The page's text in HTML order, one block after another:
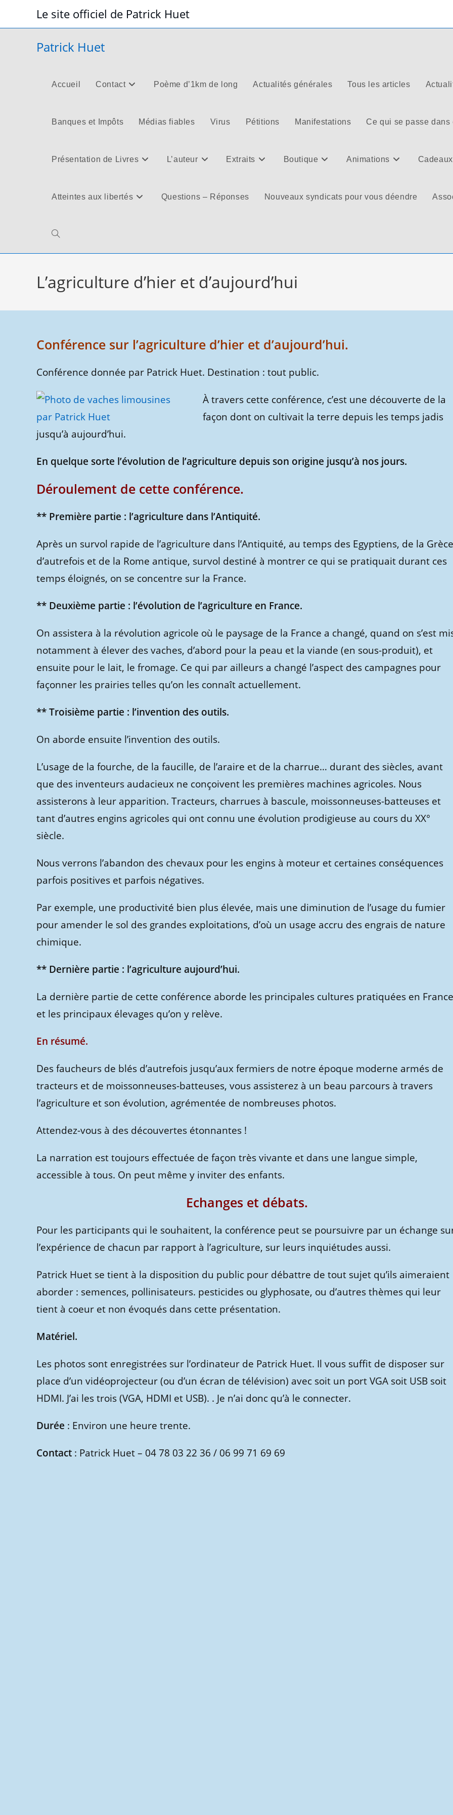
content
Le site officiel de Patrick Huet
Patrick Huet
Accueil Contact Poème d’1km de long Actualités générales Tous les articles
Banques et Impôts Médias fiables Virus Pétitions Manifestations Ce qui se passe dans
Présentation de Livres L’auteur Extraits Boutique Animations Cadeaux
Atteintes aux libertés Questions – Réponses Nouveaux syndicats pour vous déendre
Toggle
search
L’agriculture d’hier et d’aujourd’hui
Conférence sur l’agriculture d’hier et d’aujourd’hui.
Conférence donnée par Patrick Huet. Destination : tout public.
À travers cette conférence, c’est une découverte de la
façon dont on cultivait la terre depuis les temps jadis
jusqu’à aujourd’hui.
En quelque sorte l’évolution de l’agriculture depuis son origine jusqu’à nos jours.
Déroulement de cette conférence.
** Première partie : l’agriculture dans l’Antiquité.
Après un survol rapide de l’agriculture dans l’Antiquité, au temps des Egyptiens, de la Grèce
d’autrefois et de la Rome antique, survol destiné à montrer ce qui se pratiquait durant ces
temps éloignés, on se concentre sur la France.
** Deuxième partie : l’évolution de l’agriculture en France.
On assistera à la révolution agricole où le paysage de la France a changé, quand on s’est
notamment à élever des vaches, d’abord pour la peau et la viande (en sous-produit), et
ensuite pour le lait, le fromage. Ce qui par ailleurs a changé l’aspect des campagnes pour
façonner les prairies telles qu’on les connaît actuellement.
** Troisième partie : l’invention des outils.
On aborde ensuite l’invention des outils.
L’usage de la fourche, de la faucille, de l’araire et de la charrue… durant des siècles, avant
que des inventeurs audacieux ne conçoivent les premières machines agricoles. Nous
assisterons à leur apparition. Tracteurs, charrues à bascule, moissonneuses-batteuses et
tant d’autres engins agricoles qui ont connu une évolution prodigieuse au cours du XX°
siècle.
Nous verrons l’abandon des chevaux pour les engins à moteur et certaines conséquences
parfois positives et parfois négatives.
Par exemple, une productivité bien plus élevée, mais une diminution de l’usage du fumier
pour amender le sol des grandes exploitations, d’où un usage accru des engrais de nature
chimique.
** Dernière partie : l’agriculture aujourd’hui.
La dernière partie de cette conférence aborde les principales cultures pratiquées en France
et les principaux élevages qu’on y relève.
En résumé.
Des faucheurs de blés d’autrefois jusqu’aux fermiers de notre époque moderne armés de
tracteurs et de moissonneuses-batteuses, vous assisterez à un beau parcours à travers
l’agriculture et son évolution, agrémentée de nombreuses photos.
Attendez-vous à des découvertes étonnantes !
La narration est toujours effectuée de façon très vivante et dans une langue simple,
accessible à tous. On peut même y inviter des enfants.
Echanges et débats.
Pour les participants qui le souhaitent, la conférence peut se poursuivre par un échange
l’expérience de chacun par rapport à l’agriculture, sur leurs inquiétudes aussi.
Patrick Huet se tient à la disposition du public pour débattre de tout sujet qu’ils aimeraient
aborder : semences, pollinisateurs. pesticides ou glyphosate, ou d’autres thèmes qui leur
tient à coeur et non évoqués dans cette présentation.
Matériel.
Les photos sont enregistrées sur l’ordinateur de Patrick Huet. Il vous suffit de disposer sur
place d’un vidéoprojecteur (ou d’un écran de télévision) avec soit un port VGA soit USB soit
HDMI. J’ai les trois (VGA, HDMI et USB). . Je n’ai donc qu’à le connecter.
Durée : Environ une heure trente.
Contact : Patrick Huet – 04 78 03 22 36 / 06 99 71 69 69